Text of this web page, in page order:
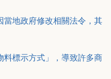
地政府修改相關法令，其
標示方式」，導致許多商